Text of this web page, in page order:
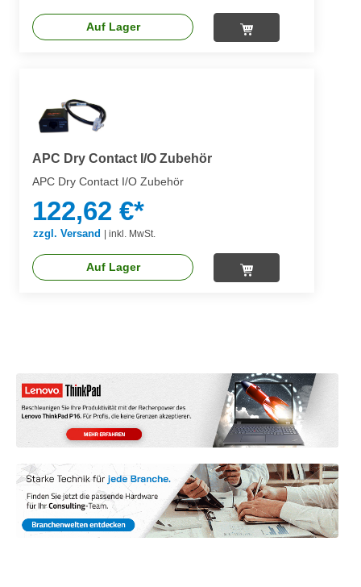
Auf Lager
APC Dry Contact I/O Zubehör
APC Dry Contact I/O Zubehör
122,62 €*
zzgl. Versand inkl. MwSt.
Auf Lager